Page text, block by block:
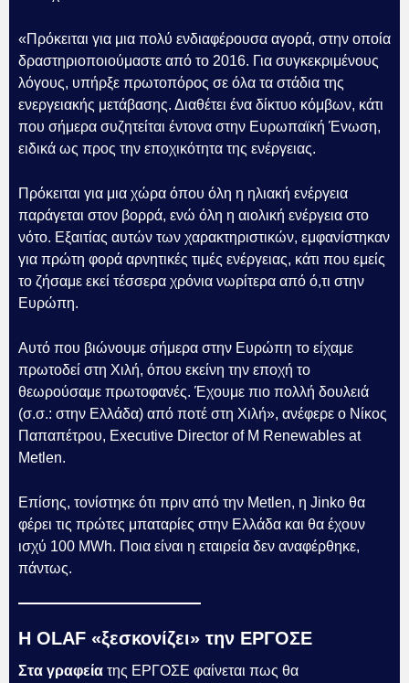
«Πρόκειται για μια πολύ ενδιαφέρουσα αγορά, στην οποία
δραστηριοποιούμαστε από το 2016. Για συγκεκριμένους
λόγους, υπήρξε πρωτοπόρος σε όλα τα στάδια της
ενεργειακής μετάβασης. Διαθέτει ένα δίκτυο κόμβων, κάτι
που σήμερα συζητείται έντονα στην Ευρωπαϊκή Ένωση,
ειδικά ως προς την εποχικότητα της ενέργειας.
Πρόκειται για μια χώρα όπου όλη η ηλιακή ενέργεια
παράγεται στον βορρά, ενώ όλη η αιολική ενέργεια στο
νότο. Εξαιτίας αυτών των χαρακτηριστικών, εμφανίστηκαν
για πρώτη φορά αρνητικές τιμές ενέργειας, κάτι που εμείς
το ζήσαμε εκεί τέσσερα χρόνια νωρίτερα από ό,τι στην
Ευρώπη.
Αυτό που βιώνουμε σήμερα στην Ευρώπη το είχαμε
πρωτοδεί στη Χιλή, όπου εκείνη την εποχή το
θεωρούσαμε πρωτοφανές. Έχουμε πιο πολλή δουλειά
(σ.σ.: στην Ελλάδα) από ποτέ στη Χιλή», ανέφερε ο Νίκος
Παπαπέτρου, Executive Director of M Renewables at
Metlen.
Επίσης, τονίστηκε ότι πριν από την Metlen, η Jinko θα
φέρει τις πρώτες μπαταρίες στην Ελλάδα και θα έχουν
ισχύ 100 MWh. Ποια είναι η εταιρεία δεν αναφέρθηκε,
πάντως.
Η OLAF «ξεσκονίζει» την ΕΡΓΟΣΕ
Στα γραφεία της ΕΡΓΟΣΕ φαίνεται πως θα